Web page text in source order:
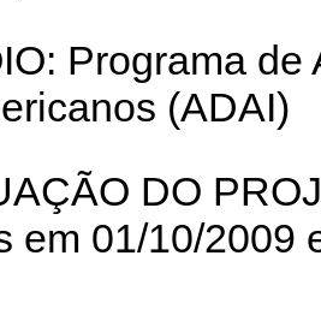
Programa
(ADAI)
DO
em 01/10/2009